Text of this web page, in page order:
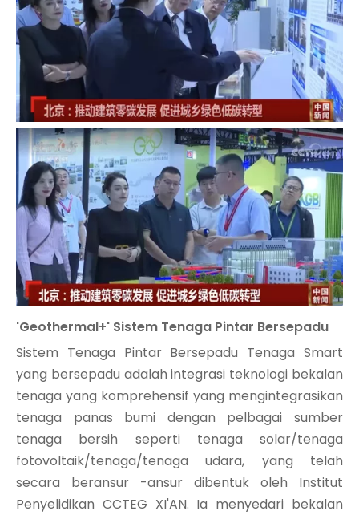
'Geothermal+' Sistem Tenaga Pintar Bersepadu
Sistem Tenaga Pintar Bersepadu Tenaga Smart
yang bersepadu adalah integrasi teknologi bekalan
tenaga yang komprehensif yang mengintegrasikan
tenaga panas bumi dengan pelbagai sumber
tenaga bersih seperti tenaga solar/tenaga
fotovoltaik/tenaga/tenaga udara, yang telah
secara beransur -ansur dibentuk oleh Institut
Penyelidikan CCTEG XI'AN. Ia menyedari bekalan